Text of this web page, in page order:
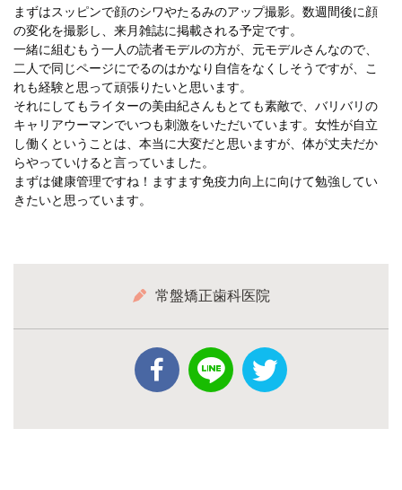
まずはスッピンで顔のシワやたるみのアップ撮影。数週間後に顔
の変化を撮影し、来月雑誌に掲載される予定です。
一緒に組むもう一人の読者モデルの方が、元モデルさんなので、
二人で同じページにでるのはかなり自信をなくしそうですが、こ
れも経験と思って頑張りたいと思います。
それにしてもライターの美由紀さんもとても素敵で、バリバリの
キャリアウーマンでいつも刺激をいただいています。女性が自立
し働くということは、本当に大変だと思いますが、体が丈夫だか
らやっていけると言っていました。
まずは健康管理ですね！ますます免疫力向上に向けて勉強してい
きたいと思っています。
常盤矯正歯科医院